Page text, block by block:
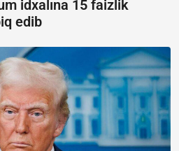
idxalına 15 faizlik
edib